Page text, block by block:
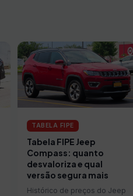
TABELA FIPE
Tabela FIPE Jeep
Compass: quanto
desvaloriza e qual
versão segura mais
Histórico de preços do Jeep